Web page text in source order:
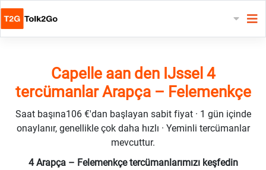
Capelle aan den IJssel 4
tercümanlar Arapça – Felemenkçe
Saat başına106 €'dan başlayan sabit fiyat · 1 gün içinde
onaylanır, genellikle çok daha hızlı · Yeminli tercümanlar
mevcuttur.
4 Arapça – Felemenkçe tercümanlarımızı keşfedin